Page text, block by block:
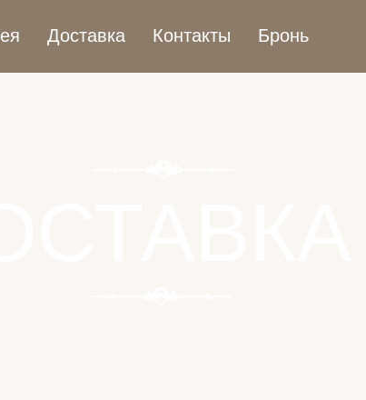
Доставка Контакты Бронь